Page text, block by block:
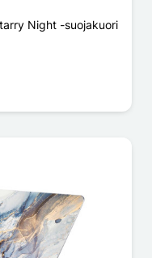
Night -suojakuori